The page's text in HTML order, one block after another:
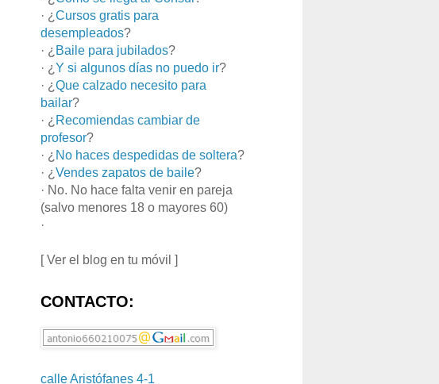
· ¿ Cursos gratis para
desempleados?
· ¿ Baile para jubilados?
· ¿ Y si algunos días no puedo ir?
· ¿ Que calzado necesito para
bailar?
· ¿ Recomiendas cambiar de
profesor?
· ¿ No haces despedidas de soltera?
· ¿ Vendes zapatos de baile?
· No. No hace falta venir en pareja
(salvo menores 18 o mayores 60)
·
[ Ver el blog en tu móvil ]
CONTACTO:
calle Aristófanes 4-1